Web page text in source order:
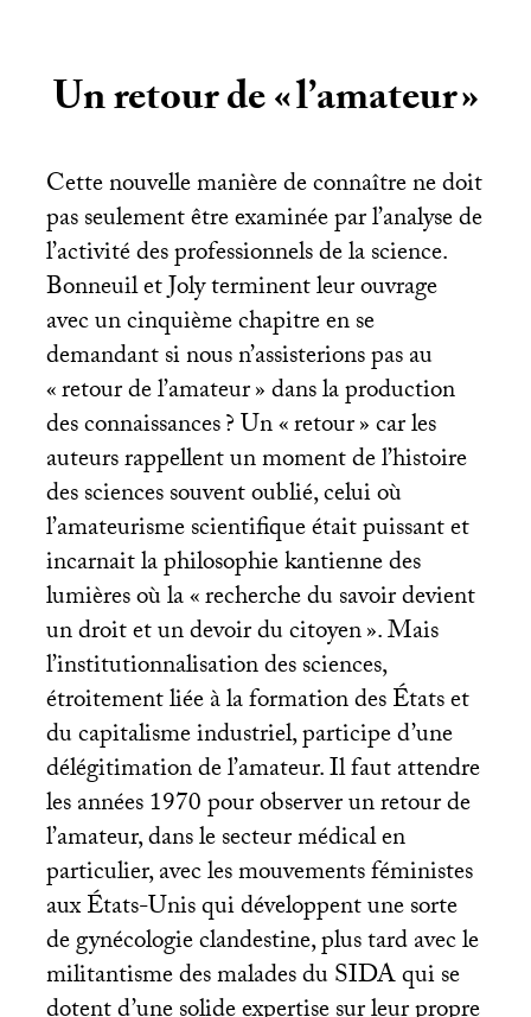
Un retour de «l’amateur»
Cette nouvelle manière de connaître ne doit
pas seulement être examinée par l’analyse de
l’activité des professionnels de la science.
Bonneuil et Joly terminent leur ouvrage
avec un cinquième chapitre en se
demandant si nous n’assisterions pas au
«retour de l’amateur» dans la production
des connaissances? Un «retour» car les
auteurs rappellent un moment de l’histoire
des sciences souvent oublié, celui où
l’amateurisme scientifique était puissant et
incarnait la philosophie kantienne des
lumières où la «recherche du savoir devient
un droit et un devoir du citoyen». Mais
l’institutionnalisation des sciences,
étroitement liée à la formation des États et
du capitalisme industriel, participe d’une
délégitimation de l’amateur. Il faut attendre
les années 1970 pour observer un retour de
l’amateur, dans le secteur médical en
particulier, avec les mouvements féministes
aux États-Unis qui développent une sorte
de gynécologie clandestine, plus tard avec le
militantisme des malades duSIDAqui se